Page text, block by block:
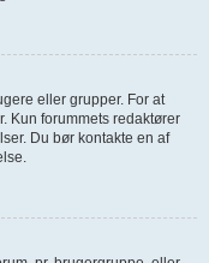
eller grupper. For at
Kun forummets redaktører
Du bør kontakte en af